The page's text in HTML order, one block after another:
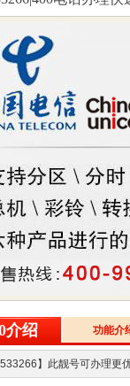
介绍 功能介
】此靓号可办理